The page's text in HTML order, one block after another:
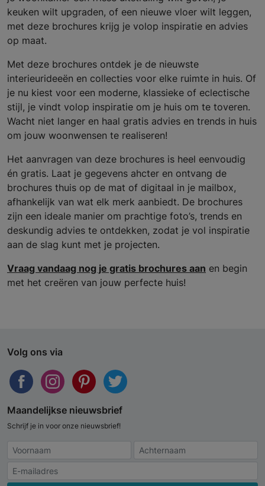
keuken wilt upgraden, of een nieuwe vloer wilt leggen,
met deze brochures krijg je volop inspiratie en advies
op maat.
Met deze brochures ontdek je de nieuwste
interieurideeën en collecties voor elke ruimte in huis. Of
je nu kiest voor een moderne, klassieke of eclectische
stijl, je vindt volop inspiratie om je huis om te toveren.
Wacht niet langer en haal gratis advies en trends in huis
om jouw woonwensen te realiseren!
Het aanvragen van deze brochures is heel eenvoudig
én gratis. Laat je gegevens ahcter en ontvang de
brochures thuis op de mat of digitaal in je mailbox,
afhankelijk van wat elk merk aanbiedt. De brochures
zijn een ideale manier om prachtige foto’s, trends en
deskundig advies te ontdekken, zodat je vol inspiratie
aan de slag kunt met je projecten.
Vraag vandaag nog je gratis brochures aan en begin
met het creëren van jouw perfecte huis!
Volg ons via
Maandelijkse nieuwsbrief
Schrijf je in voor onze nieuwsbrief!